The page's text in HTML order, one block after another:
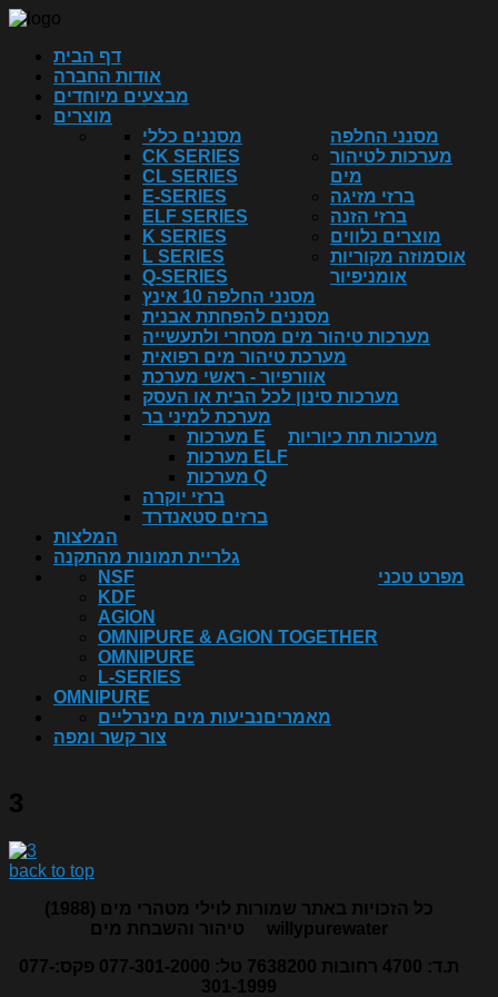
דף הבית
אודות החברה
מבצעים מיוחדים
מוצרים
מסנני החלפה
מסננים כללי
CK SERIES
CL SERIES
E-SERIES
ELF SERIES
K SERIES
L SERIES
Q-SERIES
מסנני החלפה 10 אינץ
מסננים להפחתת אבנית
מערכות לטיהור
מים
מערכות טיהור מים מסחרי ולתעשייה
מערכת טיהור מים רפואית
אוורפיור - ראשי מערכת
מערכות סינון לכל הבית או העסק
מערכת למיני בר
מערכות תת כיוריות
מערכות E
מערכות ELF
מערכות Q
ברזי מזיגה
ברזי יוקרה
ברזים סטאנדרד
ברזי הזנה
מוצרים נלווים
אוסמוזה מקוריות
אומניפיור
המלצות
גלריית תמונות מהתקנה
מפרט טכני
NSF
KDF
AGION
OMNIPURE & AGION TOGETHER
OMNIPURE
L-SERIES
OMNIPURE
מאמריםנביעות מים מינרליים
צור קשר ומפה
3
back to top
כל הזכויות באתר שמורות לוילי מטהרי מים (1988)
willypurewater
טיהור והשבחת מים
ת.ד: 4700 רחובות 7638200 טל: 077-301-2000 פקס:077-
301-1999